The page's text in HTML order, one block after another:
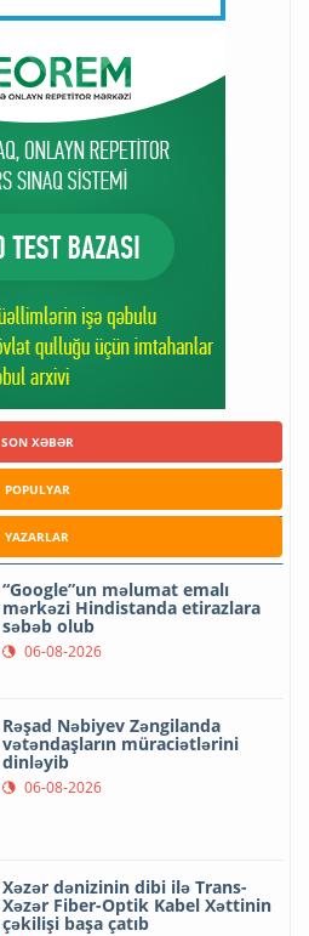
SON XƏBƏR
POPULYAR
YAZARLAR
“Google”un məlumat emalı
mərkəzi Hindistanda etirazlara
səbəb olub
06-08-2026
Rəşad Nəbiyev Zəngilanda
vətəndaşların müraciətlərini
dinləyib
06-08-2026
Xəzər dənizinin dibi ilə Trans-
Xəzər Fiber-Optik Kabel Xəttinin
çəkilişi başa çatıb